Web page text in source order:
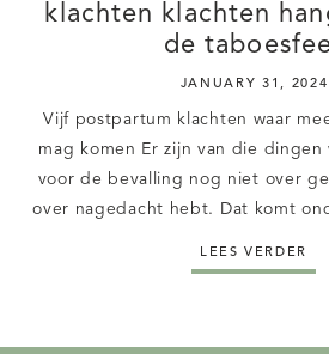
klachten klachten
de
JANUARY 31, 2024
Vijf postpartum klachten waar
mag komen Er zijn van die dingen
voor de bevalling nog niet over
over nagedacht hebt. Dat komt
zonde, want juist openheid over
LEES VERDER